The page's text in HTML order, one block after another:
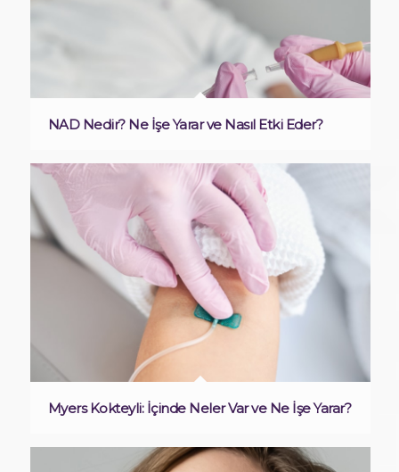
NAD Nedir? Ne İşe Yarar ve Nasıl Etki Eder?
Myers Kokteyli: İçinde Neler Var ve Ne İşe Yarar?